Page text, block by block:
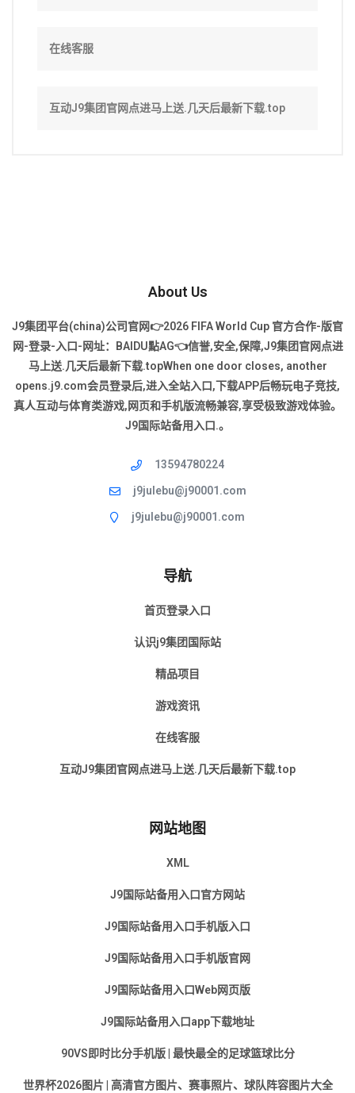
在线客服
互动J9集团官网点进马上送.几天后最新下载.top
About Us
J9集团平台(china)公司官网👉2026 FIFA World Cup 官方合作-版官
网-登录-入口-网址：BAIDU點AG👈信誉,安全,保障,J9集团官网点进
马上送.几天后最新下载.topWhen one door closes, another
opens.j9.com会员登录后,进入全站入口,下载APP后畅玩电子竞技,
真人互动与体育类游戏,网页和手机版流畅兼容,享受极致游戏体验。
J9国际站备用入口.。
13594780224
j9julebu@j90001.com
j9julebu@j90001.com
导航
首页登录入口
认识j9集团国际站
精品项目
游戏资讯
在线客服
互动J9集团官网点进马上送.几天后最新下载.top
网站地图
XML
J9国际站备用入口官方网站
J9国际站备用入口手机版入口
J9国际站备用入口手机版官网
J9国际站备用入口Web网页版
J9国际站备用入口app下载地址
90VS即时比分手机版 | 最快最全的足球篮球比分
世界杯2026图片 | 高清官方图片、赛事照片、球队阵容图片大全